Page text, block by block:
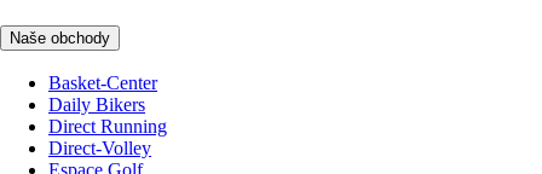
Naše obchody
Basket-Center
Daily Bikers
Direct Running
Direct-Volley